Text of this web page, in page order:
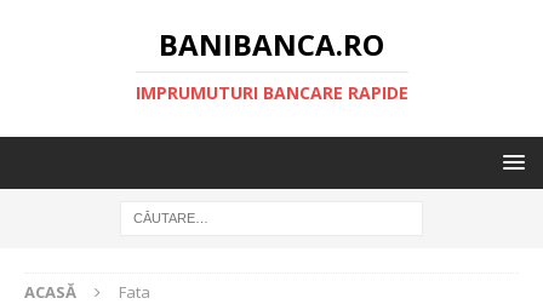
BANIBANCA.RO
IMPRUMUTURI BANCARE RAPIDE
ACASĂ Fata